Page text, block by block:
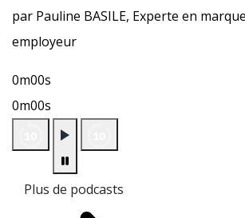
par Pauline BASILE, Experte en
employeur
0m00s
0m00s
Plus de podcasts